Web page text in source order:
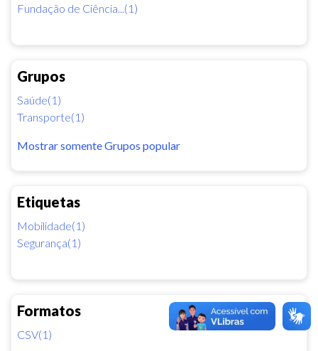
Fundação de Ciência...(1)
Grupos
Saúde(1)
Transporte(1)
Mostrar somente Grupos popular
Etiquetas
Mobilidade(1)
Segurança(1)
Formatos
CSV(1)